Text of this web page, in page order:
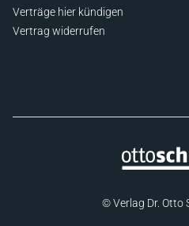
Verträge hier kündigen
Vertrag widerrufen
© Verlag Dr. Otto